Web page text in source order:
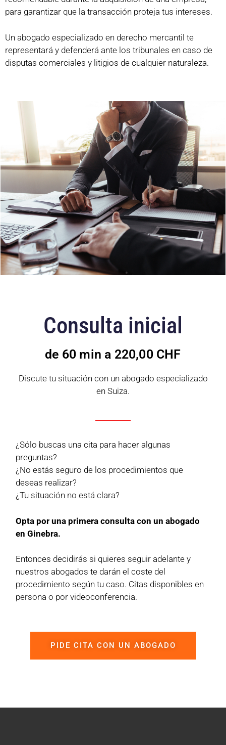
para garantizar que la transacción proteja tus intereses.
Un abogado especializado en derecho mercantil te
representará y defenderá ante los tribunales en caso de
disputas comerciales y litigios de cualquier naturaleza.
Consulta inicial
de 60 min a 220,00 CHF
Discute tu situación con un abogado especializado
en Suiza.
¿Sólo buscas una cita para hacer algunas
preguntas?
¿No estás seguro de los procedimientos que
deseas realizar?
¿Tu situación no está clara?
Opta por una primera consulta con un abogado
en Ginebra.
Entonces decidirás si quieres seguir adelante y
nuestros abogados te darán el coste del
procedimiento según tu caso. Citas disponibles en
persona o por videoconferencia.
PIDE CITA CON UN ABOGADO